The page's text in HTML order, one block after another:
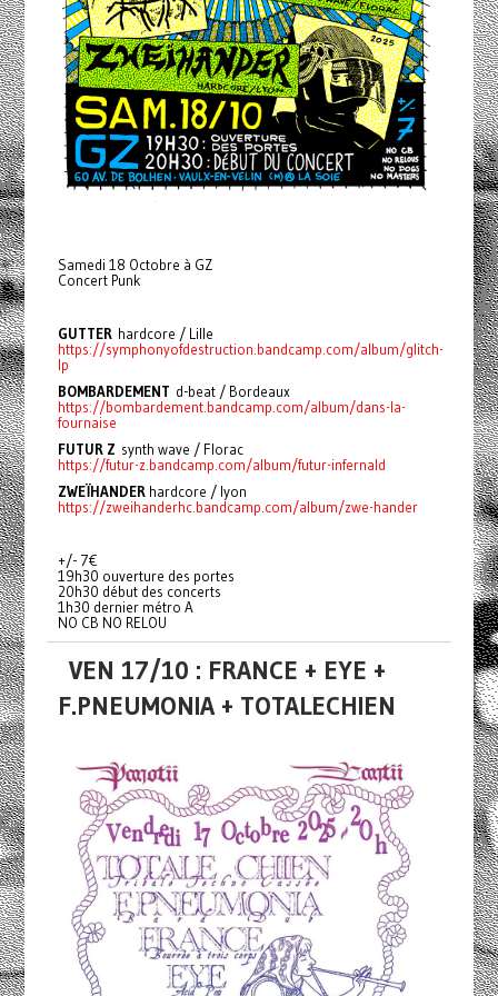
Samedi 18 Octobre à GZ
Concert Punk
GUTTERhardcore / Lille
https://symphonyofdestruction.bandcamp.com/album/glitch-
lp
BOMBARDEMENT d-beat / Bordeaux
https://bombardement.bandcamp.com/album/dans-la-
fournaise
FUTUR Z synth wave / Florac
https://futur-z.bandcamp.com/album/futur-infernald
ZWEÏHANDERhardcore / lyon
https://zweihanderhc.bandcamp.com/album/zwe-hander
+/- 7€
19h30 ouverture des portes
20h30 début des concerts
1h30 dernier métro A
NO CB NO RELOU
VEN 17/10 : FRANCE + EYE +
F.PNEUMONIA + TOTALECHIEN